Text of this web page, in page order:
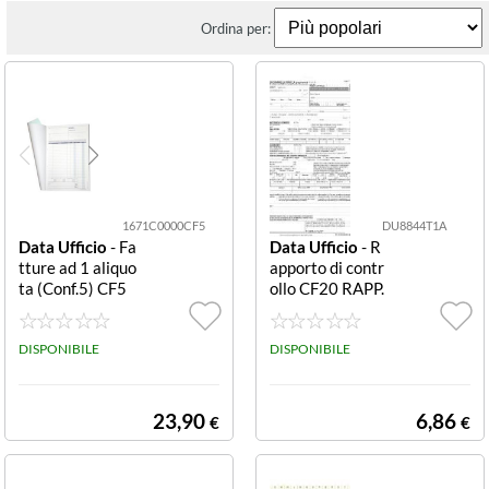
Ordina per:
1671C0000CF5
Data Ufficio - Fa
tture ad 1 aliquo
ta (Conf.5) CF5
FATTURA/IVA A
A4 RIC 1671C0
000 CF5 FATTU
PLICE COPIA 2
DISPONIBILE
23,90 €
DU8844T1A
Data Ufficio - R
apporto di contr
ollo CF20 RAPP.
CONTR.EFFIC.E
NER.ALL 3A 88
44T1A00 CF20
GRUPPI TERMI
DISPONIBILE
6,86 €